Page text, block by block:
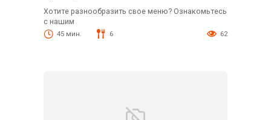
Хотите разнообразить свое меню? Ознакомьтесь
с нашим
45 мин. 6 62